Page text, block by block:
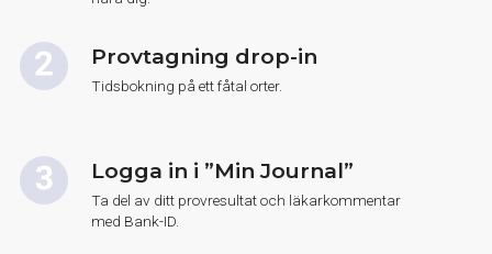
Provtagning drop-in
Tidsbokning på ett fåtal orter.
Logga in i ”Min Journal”
Ta del av ditt provresultat och läkarkommentar
med Bank-ID.